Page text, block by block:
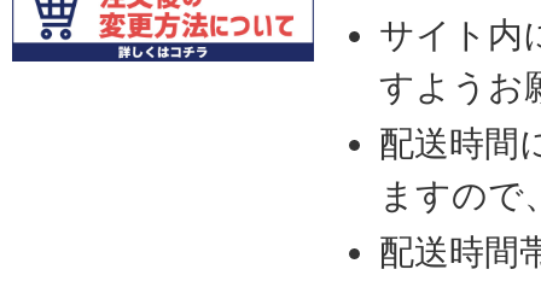
サイト内
すようお
配送時間
ますので
配送時間